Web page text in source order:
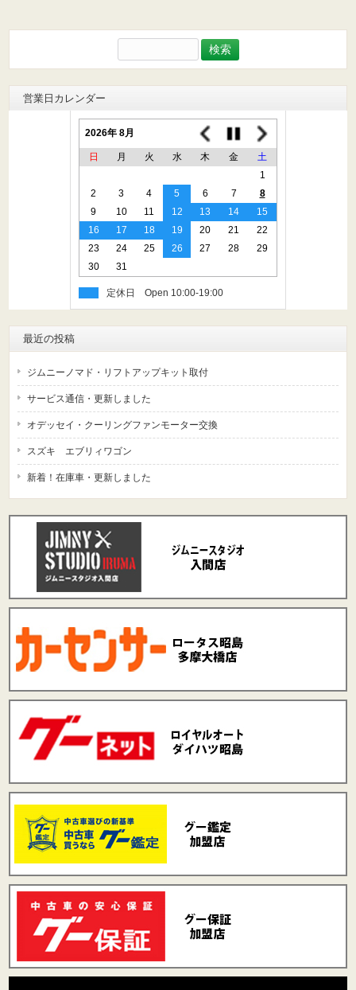
索:
営業日カレンダー
2026年 8月
日 月 火 水 木 金
土
1
2
3 4 5 6 7
8
9
10 11 12 13 14
15
16
17 18 19 20 21
22
23
24 25 26 27 28
29
30
31
定休日
最近の投稿
ジムニーノマド・リフトアップキット取付
サービス通信・更新しました
オデッセイ・クーリングファンモーター交換
スズキ エブリィワゴン
新着！在庫車・更新しました